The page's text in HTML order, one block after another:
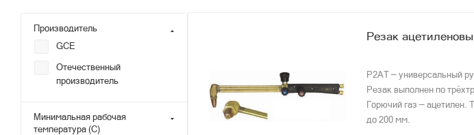
Резак
Р2АТ — универсальный
Резак выполнен по
Горючий газ — ацетилен.
до 200 мм.
Производитель
GCE
Отечественный
производитель
Минимальная рабочая
температура (С)